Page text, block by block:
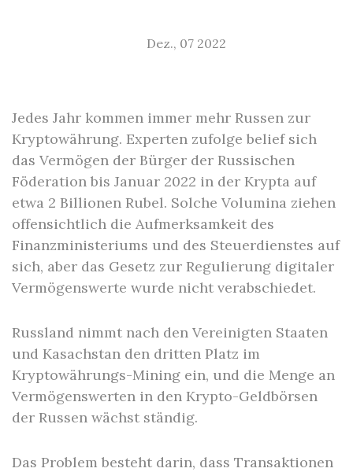
Dez., 07 2022
Jedes Jahr kommen immer mehr Russen zur
Kryptowährung. Experten zufolge belief sich
das Vermögen der Bürger der Russischen
Föderation bis Januar 2022 in der Krypta auf
etwa 2 Billionen Rubel. Solche Volumina ziehen
offensichtlich die Aufmerksamkeit des
Finanzministeriums und des Steuerdienstes auf
sich, aber das Gesetz zur Regulierung digitaler
Vermögenswerte wurde nicht verabschiedet.
Russland nimmt nach den Vereinigten Staaten
und Kasachstan den dritten Platz im
Kryptowährungs-Mining ein, und die Menge an
Vermögenswerten in den Krypto-Geldbörsen
der Russen wächst ständig.
Das Problem besteht darin, dass Transaktionen